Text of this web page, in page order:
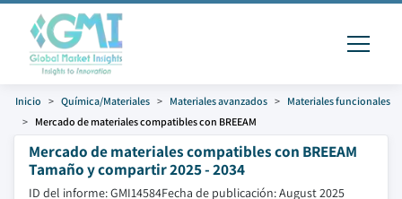
Inicio Química/Materiales Materiales avanzados
Materiales funcionales
Mercado de materiales compatibles con BREEAM
Mercado de materiales compatibles con BREEAM
Tamaño y compartir 2025 - 2034
ID del informe: GMI14584Fecha de publicación: August 2025